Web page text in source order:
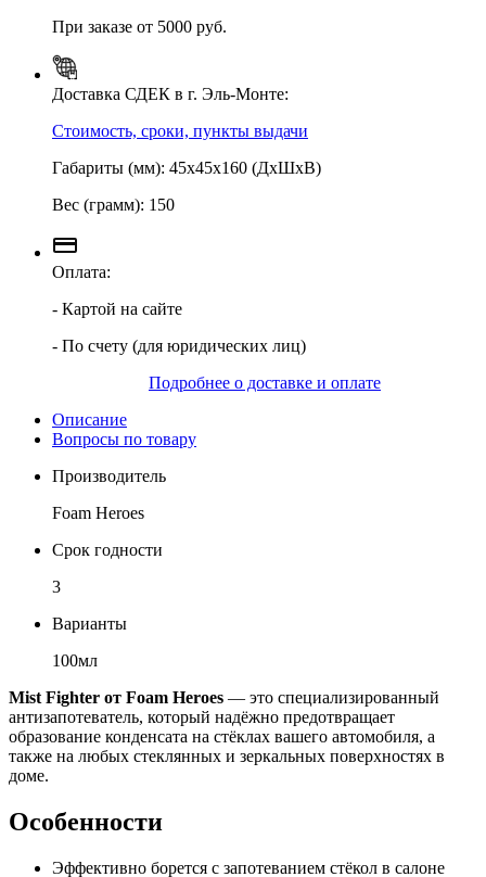
При заказе от 5000 руб.
Доставка СДЕК в г. Эль-Монте:
Стоимость, сроки, пункты выдачи
Габариты (мм): 45х45х160 (ДхШхВ)
Вес (грамм): 150
Оплата:
- Картой на сайте
- По счету (для юридических лиц)
Подробнее о доставке и оплате
Описание
Вопросы по товару
Производитель
Foam Heroes
Срок годности
3
Варианты
100мл
Mist Fighter от Foam Heroes — это специализированный
антизапотеватель, который надёжно предотвращает
образование конденсата на стёклах вашего автомобиля, а
также на любых стеклянных и зеркальных поверхностях в
доме.
Особенности
Эффективно борется с запотеванием стёкол в салоне